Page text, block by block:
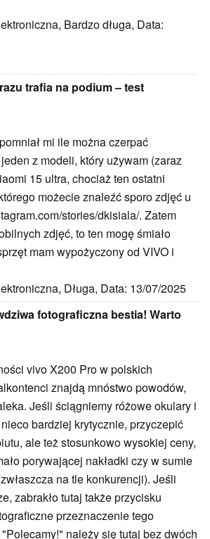
Bardzo długa, Data:
trafia na podium – test
mi ile można czerpać
z modeli, który używam (zaraz
15 ultra, chociaż ten ostatni
możecie znaleźć sporo zdjęć u
stories/dkisiala/. Zatem
zdjęć, to ten mogę śmiało
mam wypożyczony od VIVO i
Długa, Data: 13/07/2025
fotograficzna bestia! Warto
vivo X200 Pro w polskich
znajdą mnóstwo powodów,
Jeśli ściągniemy różowe okulary i
bardziej krytycznie, przyczepić
ale też stosunkowo wysokiej ceny,
porywającej nakładki czy w sumie
na tle konkurencji). Jeśli
zabrakło tutaj także przycisku
przeznaczenie tego
należy się tutaj bez dwóch